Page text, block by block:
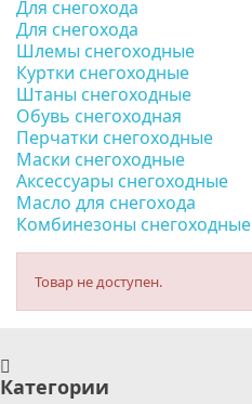
Для снегохода
Для снегохода
Шлемы снегоходные
Куртки снегоходные
Штаны снегоходные
Обувь снегоходная
Перчатки снегоходные
Маски снегоходные
Аксессуары снегоходные
Масло для снегохода
Комбинезоны снегоходные
Товар не доступен.
Категории